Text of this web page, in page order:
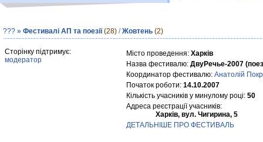
??? » Фестивалі АП та поезії (28) /Жовтень (2)
Сторінку підтримує:
модератор
Місто проведення: Харків
Назва фестивалю: ДвуРечье-2007
Координатор фестивалю: Анатолій
Початок роботи: 14.10.2007
Кількість учасників у минулому році: 50
Адреса реєстрації учасників:
Харків, вул. Чигирина, 5
ДЕТАЛЬНІШЕ ПРО ФЕСТИВАЛЬ